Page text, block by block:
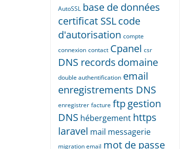
AutoSSL base de données
certificat SSLcode
d'autorisation compte
connexion contact Cpanel csr
DNS records domaine
double authentification email
enregistrements DNS
enregistrer facture ftpgestion
DNS hébergement https
laravel mail messagerie
migration email mot de passe